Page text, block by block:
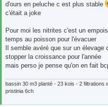
d'ours en peluche c est plus stable
c'était a joke
Pour moi les nitrites c'est un
temps au poisson pour l'évacuer
Il semble avéré que sur un
stopper la croissance pour l'année
mais perso je pense qu'on en fait
bassin 30 m3 planté - 23 kois - 2 filtrations
pristinia 6ch